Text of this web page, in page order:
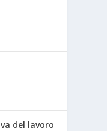
del lavoro